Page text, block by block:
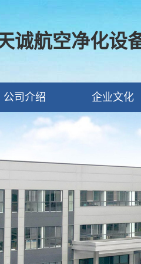
诚航空净化设
公司介绍 企业文化